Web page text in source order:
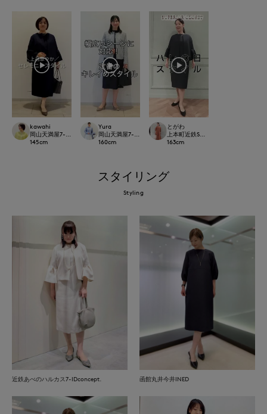
kawahi
岡山天満屋7-IDconcept.
145cm
Yura
岡山天満屋7-IDconcept.
160cm
とがわ
上本町近鉄SUPERIORCLOSET
163cm
スタイリング
Styling
近鉄あべのハルカス7-IDconcept. 函館丸井今井INED